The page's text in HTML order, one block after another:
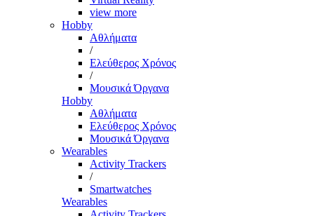
view more
Hobby
Αθλήματα
/
Ελεύθερος Χρόνος
/
Μουσικά Όργανα
Hobby
Αθλήματα
Ελεύθερος Χρόνος
Μουσικά Όργανα
Wearables
Activity Trackers
/
Smartwatches
Wearables